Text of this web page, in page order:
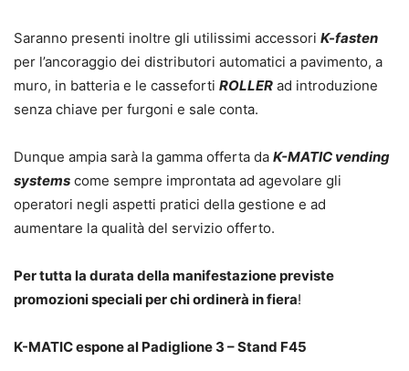
Saranno presenti inoltre gli utilissimi accessori K-fasten
per l’ancoraggio dei distributori automatici a pavimento, a
muro, in batteria e le casseforti ROLLER ad introduzione
senza chiave per furgoni e sale conta.
Dunque ampia sarà la gamma offerta da K-MATIC vending
systems come sempre improntata ad agevolare gli
operatori negli aspetti pratici della gestione e ad
aumentare la qualità del servizio offerto.
Per tutta la durata della manifestazione previste
promozioni speciali per chi ordinerà in fiera!
K-MATIC espone al Padiglione 3 – Stand F45